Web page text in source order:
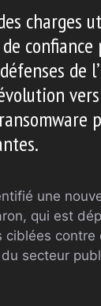
charges
confiance
de
une
qui est
ciblées contre
secteur